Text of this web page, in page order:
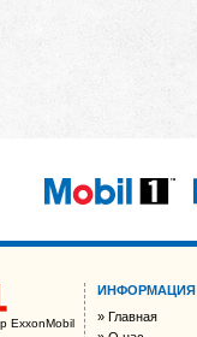
ExxonMobil
ИНФОРМАЦИЯ
Главная